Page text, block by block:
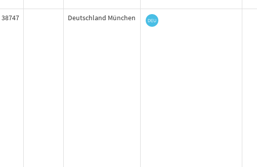
38747 Deutschland München